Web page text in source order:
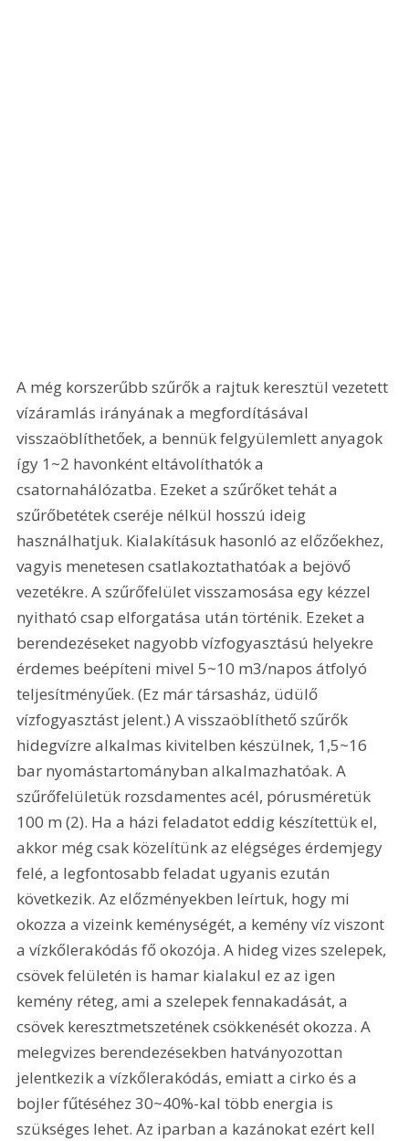
A még korszerűbb szűrők a rajtuk keresztül vezetett
vízáramlás irányának a megfordításával
visszaöblíthetőek, a bennük felgyülemlett anyagok
így 1~2 havonként eltávolíthatók a
csatornahálózatba. Ezeket a szűrőket tehát a
szűrőbetétek cseréje nélkül hosszú ideig
használhatjuk. Kialakításuk hasonló az előzőekhez,
vagyis menetesen csatlakoztathatóak a bejövő
vezetékre. A szűrőfelület visszamosása egy kézzel
nyitható csap elforgatása után történik. Ezeket a
berendezéseket nagyobb vízfogyasztású helyekre
érdemes beépíteni mivel 5~10 m3/napos átfolyó
teljesítményűek. (Ez már társasház, üdülő
vízfogyasztást jelent.) A visszaöblíthető szűrők
hidegvízre alkalmas kivitelben készülnek, 1,5~16
bar nyomástartományban alkalmazhatóak. A
szűrőfelületük rozsdamentes acél, pórusméretük
100 m (2). Ha a házi feladatot eddig készítettük el,
akkor még csak közelítünk az elégséges érdemjegy
felé, a legfontosabb feladat ugyanis ezután
következik. Az előzményekben leírtuk, hogy mi
okozza a vizeink keménységét, a kemény víz viszont
a vízkőlerakódás fő okozója. A hideg vizes szelepek,
csövek felületén is hamar kialakul ez az igen
kemény réteg, ami a szelepek fennakadását, a
csövek keresztmetszetének csökkenését okozza. A
melegvizes berendezésekben hatványozottan
jelentkezik a vízkőlerakódás, emiatt a cirko és a
bojler fűtéséhez 30~40%-kal több energia is
szükséges lehet. Az iparban a kazánokat ezért kell